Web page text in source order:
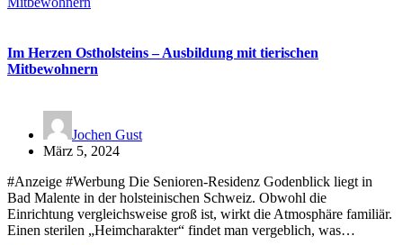
Im Herzen Ostholsteins – Ausbildung mit tierischen
Mitbewohnern
Jochen Gust
März 5, 2024
#Anzeige #Werbung Die Senioren-Residenz Godenblick liegt in
Bad Malente in der holsteinischen Schweiz. Obwohl die
Einrichtung vergleichsweise groß ist, wirkt die Atmosphäre familiär.
Einen sterilen „Heimcharakter“ findet man vergeblich, was…